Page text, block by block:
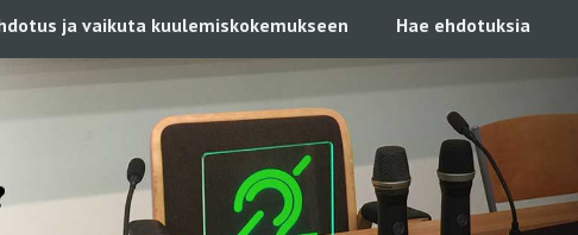
ja vaikuta kuulemiskokemukseen Hae ehdotuksia